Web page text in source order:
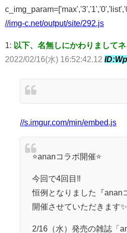
//img-c.net/output/site/292.js
1: 以下、名無しにかわりまして
2022/02/16(水) 16:52:42.12
//s.imgur.com/min/embed.js
⭐️ananコラボ開催⭐️
今回で4回目‼️
恒例となりました『anan
開催させていただきます✨
2/16（水）発売の雑誌「